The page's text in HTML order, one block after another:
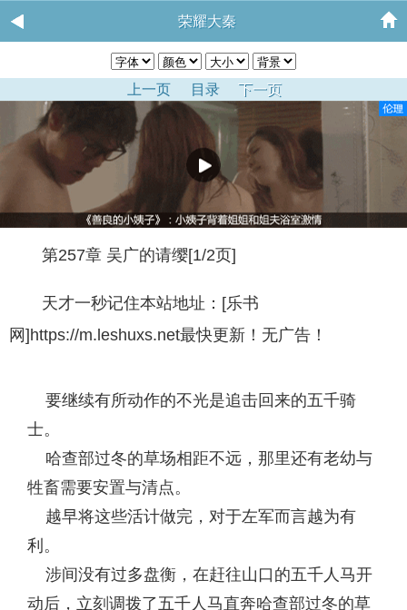
荣耀大秦
上一页 目录 下一页
第257章 吴广的请缨[1/2页]
天才一秒记住本站地址：[乐书
网]https://m.leshuxs.net最快更新！无广告！
要继续有所动作的不光是追击回来的五千骑
士。
哈查部过冬的草场相距不远，那里还有老幼与
牲畜需要安置与清点。
越早将这些活计做完，对于左军而言越为有
利。
涉间没有过多盘衡，在赶往山口的五千人马开
动后，立刻调拨了五千人马直奔哈查部过冬的草